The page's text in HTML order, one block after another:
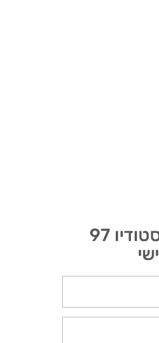
מעוניין לקבל מידע נוסף על מחול סטודיו 97